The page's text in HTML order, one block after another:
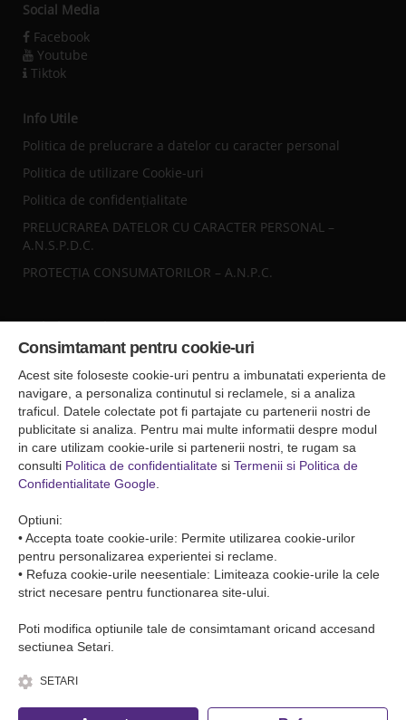
Social Media
Facebook
Youtube
Tiktok
Info Utile
Politica de prelucrare a datelor cu caracter personal
Politica de utilizare Cookie-uri
Politica de confidențialitate
PRELUCRAREA DATELOR CU CARACTER PERSONAL –
A.N.S.P.D.C.
PROTECȚIA CONSUMATORILOR – A.N.P.C.
Sediul central
Falticeni ( Autogara Romfour )
str. Plutonier Ghiniţă nr.8, Fălticeni, judeţul Suceava
0040374557200
Condiții de Transport
Condițiile de transport colete
Condițiile de transport persone
Consimtamant pentru cookie-uri
Acest site foloseste cookie-uri pentru a imbunatati experienta de
navigare, a personaliza continutul si reclamele, si a analiza
traficul. Datele colectate pot fi partajate cu partenerii nostri de
publicitate si analiza. Pentru mai multe informatii despre modul
in care utilizam cookie-urile si partenerii nostri, te rugam sa
consulti Politica de confidentialitate si Termenii si Politica de
Confidentialitate Google
Optiuni:
• Accepta toate cookie-urile: Permite utilizarea cookie-urilor
pentru personalizarea experientei si reclame.
• Refuza cookie-urile neesentiale: Limiteaza cookie-urile la cele
strict necesare pentru functionarea site-ului.
Poti modifica optiunile tale de consimtamant oricand accesand
sectiunea Setari.
SETARI